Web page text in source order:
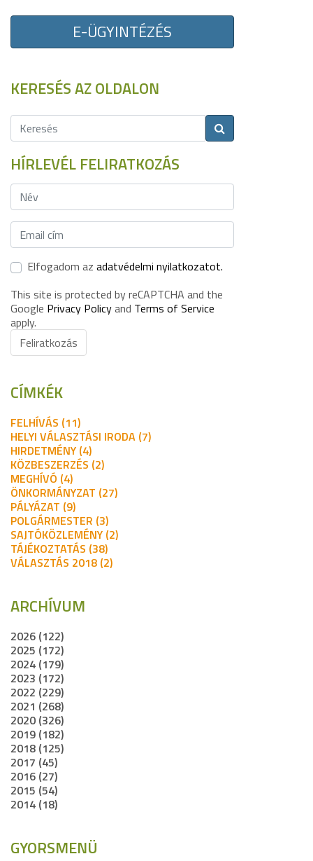
E-ÜGYINTÉZÉS
KERESÉS AZ OLDALON
HÍRLEVÉL FELIRATKOZÁS
Elfogadom az adatvédelmi nyilatkozatot.
This site is protected by reCAPTCHA and the
Google Privacy Policyand Terms of Service
apply.
Feliratkozás
CÍMKÉK
FELHÍVÁS (11)
HELYI VÁLASZTÁSI IRODA (7)
HIRDETMÉNY (4)
KÖZBESZERZÉS (2)
MEGHÍVÓ (4)
ÖNKORMÁNYZAT (27)
PÁLYÁZAT (9)
POLGÁRMESTER (3)
SAJTÓKÖZLEMÉNY (2)
TÁJÉKOZTATÁS (38)
VÁLASZTÁS 2018 (2)
ARCHÍVUM
2026 (122)
2025 (172)
2024 (179)
2023 (172)
2022 (229)
2021 (268)
2020 (326)
2019 (182)
2018 (125)
2017 (45)
2016 (27)
2015 (54)
2014 (18)
GYORSMENÜ